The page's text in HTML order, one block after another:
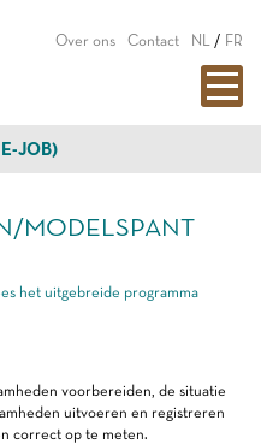
Over ons Contact NL / FR
JOB)
MODELSPANT
het uitgebreide programma
voorbereiden, de situatie
uitvoeren en registreren
correct op te meten.